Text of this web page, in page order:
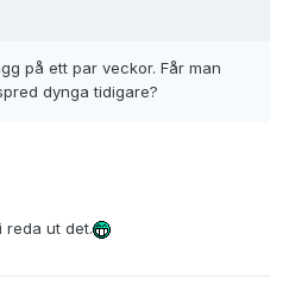
på ett par veckor. Får man
dynga tidigare?
reda ut det.